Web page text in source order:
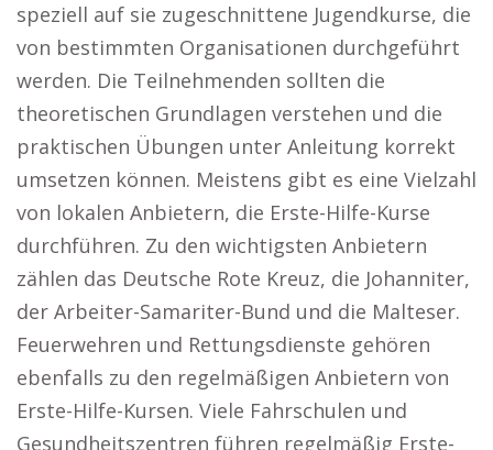
speziell auf sie zugeschnittene Jugendkurse, die
von bestimmten Organisationen durchgeführt
werden. Die Teilnehmenden sollten die
theoretischen Grundlagen verstehen und die
praktischen Übungen unter Anleitung korrekt
umsetzen können. Meistens gibt es eine Vielzahl
von lokalen Anbietern, die Erste-Hilfe-Kurse
durchführen. Zu den wichtigsten Anbietern
zählen das Deutsche Rote Kreuz, die Johanniter,
der Arbeiter-Samariter-Bund und die Malteser.
Feuerwehren und Rettungsdienste gehören
ebenfalls zu den regelmäßigen Anbietern von
Erste-Hilfe-Kursen. Viele Fahrschulen und
Gesundheitszentren führen regelmäßig Erste-